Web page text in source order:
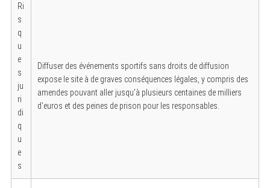
Ri
s
q
u
e
s
ju
ri
di
q
u
e
s
Diffuser des événements sportifs sans droits de diffusion
expose le site à de graves conséquences légales, y compris des
amendes pouvant aller jusqu’à plusieurs centaines de milliers
d’euros et des peines de prison pour les responsables.